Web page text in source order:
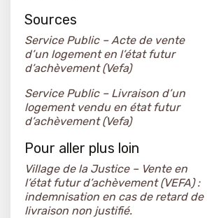
Sources
Service Public – Acte de vente
d’un logement en l’état futur
d’achèvement (Vefa)
Service Public – Livraison d’un
logement vendu en état futur
d’achèvement (Vefa)
Pour aller plus loin
Village de la Justice – Vente en
l’état futur d’achèvement (VEFA) :
indemnisation en cas de retard de
livraison non justifié.